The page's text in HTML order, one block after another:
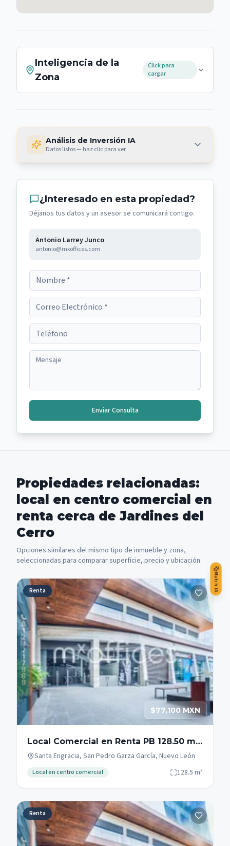
Match IA
Inteligencia de la
Zona
Click para
cargar
Análisis de Inversión IA
Datos listos — haz clic para ver
¿Interesado en esta propiedad?
Déjanos tus datos y un asesor se comunicará contigo.
Antonio Larrey Junco
antonio@mxoffices.com
Enviar Consulta
Propiedades relacionadas:
local en centro comercial en
renta cerca de Jardines del
Cerro
Opciones similares del mismo tipo de inmueble y zona,
seleccionadas para comparar superficie, precio y ubicación.
Renta
$77,100 MXN
Local Comercial en Renta PB 128.50 m2
Campestre en San Pedro Garza García
Santa Engracia, San Pedro Garza García, Nuevo León
Local en centro comercial 128.5 m²
Renta